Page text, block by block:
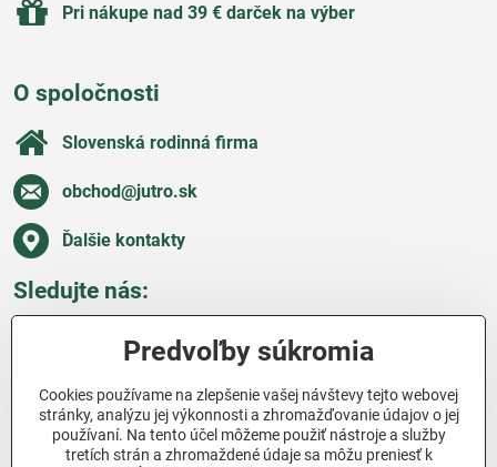
Pri nákupe nad 39 € darček na výber
O spoločnosti
Slovenská rodinná firma
obchod​@jutro​.sk
Ďalšie kontakty
Sledujte nás:
Všetko o nákupe
Ďakujeme za podporu
Predvoľby súkromia
Cookies používame na zlepšenie vašej návštevy tejto webovej
stránky, analýzu jej výkonnosti a zhromažďovanie údajov o jej
používaní. Na tento účel môžeme použiť nástroje a služby
tretích strán a zhromaždené údaje sa môžu preniesť k